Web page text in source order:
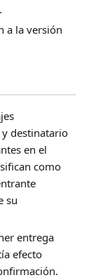
a la versión
destinatario
en el
como
su
entrega
efecto